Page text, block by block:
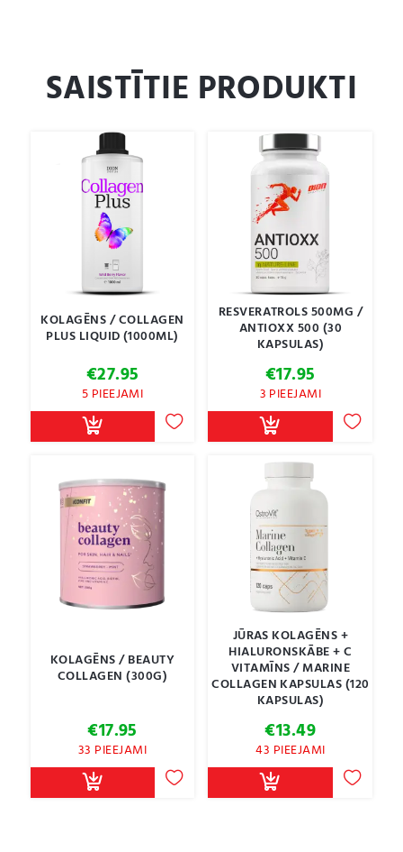
SAISTĪTIE PRODUKTI
KOLAGĒNS / COLLAGEN
PLUS LIQUID (1000ML)
€27.95
5 PIEEJAMI
RESVERATROLS 500MG /
ANTIOXX 500 (30
KAPSULAS)
€17.95
3 PIEEJAMI
KOLAGĒNS / BEAUTY
COLLAGEN (300G)
€17.95
33 PIEEJAMI
JŪRAS KOLAGĒNS +
HIALURONSKĀBE + C
VITAMĪNS / MARINE
COLLAGEN KAPSULAS (120
KAPSULAS)
€13.49
43 PIEEJAMI